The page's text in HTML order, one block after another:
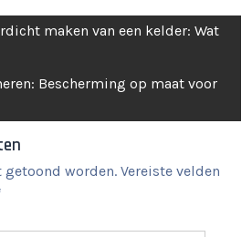
maken van een kelder: Wat
Bescherming op maat voor
getoond worden. Vereiste velden